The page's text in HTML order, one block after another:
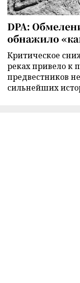
DPA:
обнажило
Критическое
реках привело к
предвестников
сильнейших